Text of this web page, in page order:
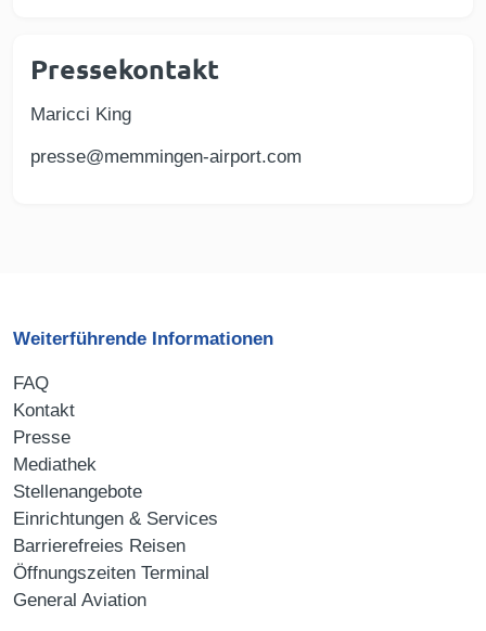
Pressekontakt
Maricci King
presse@memmingen-airport.com
Weiterführende Informationen
FAQ
Kontakt
Presse
Mediathek
Stellenangebote
Einrichtungen & Services
Barrierefreies Reisen
Öffnungszeiten Terminal
General Aviation